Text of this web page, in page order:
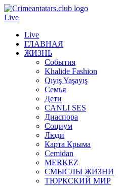
Live
Live
ГЛАВНАЯ
ЖИЗНЬ
События
Khalide Fashion
Qıyış Yaşayış
Семья
Дети
CANLI SES
Диаспора
Социум
Люди
Карта Крыма
Cemidan
МERKEZ
СМЫСЛЫ ЖИЗНИ
ТЮРКСКИЙ МИР